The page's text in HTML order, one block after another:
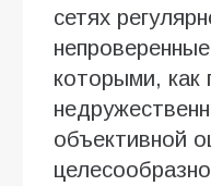
сетях
которыми, как
объективной